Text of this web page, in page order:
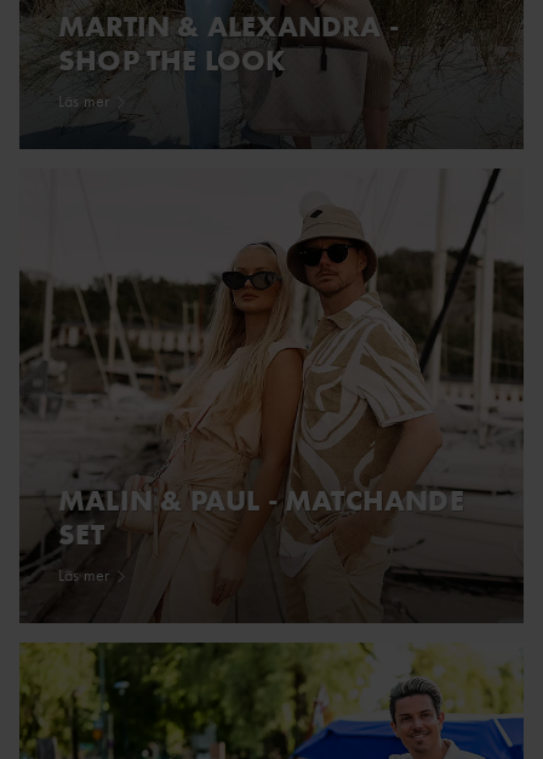
MARTIN & ALEXANDRA -
SHOP THE LOOK
Läs mer
MALIN & PAUL - MATCHANDE
SET
Läs mer